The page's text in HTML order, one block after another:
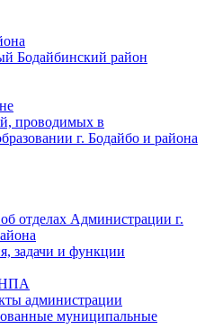
Бодайбинский район
проводимых в
г. Бодайбо и района
отделах Администрации г.
задачи и функции
администрации
муниципальные